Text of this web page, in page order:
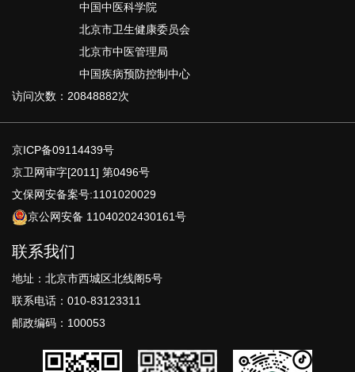
中国中医科学院
北京市卫生健康委员会
北京市中医管理局
中国疾病预防控制中心
访问次数：20848882次
京ICP备09114439号
京卫网审字[2011] 第0496号
文保网安备案号:1101020029
京公网安备 11040202430161号
联系我们
地址：北京市西城区北线阁5号
联系电话：010-83123311
邮政编码：100053